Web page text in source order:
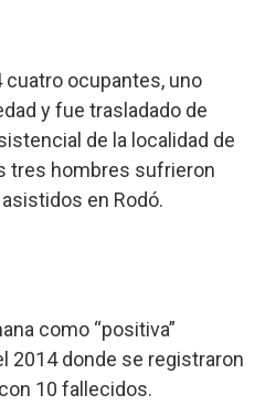
cuatro ocupantes, uno
y fue trasladado de
de la localidad de
tres hombres sufrieron
en Rodó.
como “positiva”
2014 donde se registraron
10 fallecidos.